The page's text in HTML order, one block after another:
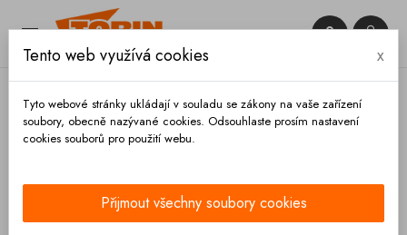
 

Tento web využívá cookies x
Tyto webové stránky ukládají v souladu se zákony na vaše zařízení
soubory, obecně nazývané cookies. Odsouhlaste prosím nastavení
cookies souborů pro použití webu.
Přijmout všechny soubory cookies